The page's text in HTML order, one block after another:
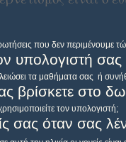
που δεν περιμένουμε
υπολογιστή
τα μαθήματα σας ή
βρίσκετε στο
τον υπολογιστή;
σας όταν σας